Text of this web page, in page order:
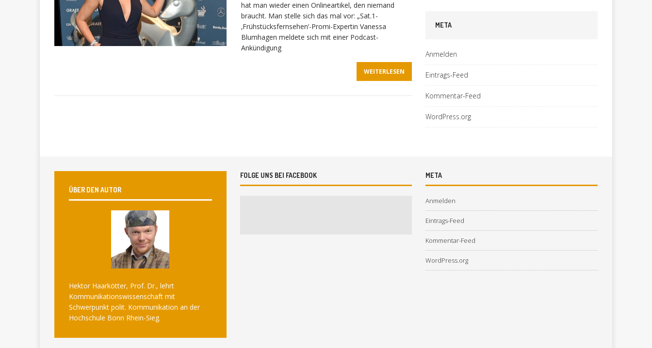
hat man wieder einen Onlineartikel, den niemand
braucht. Man stelle sich das mal vor: „Sat.1-
‚Frühstücksfernsehen‘-Promi-Expertin Vanessa
Blumhagen meldete sich mit einer Podcast-
Ankündigung
WEITERLESEN
META
Anmelden
Eintrags-Feed
Kommentar-Feed
WordPress.org
ÜBER DEN AUTOR
Hektor Haarkötter, Prof. Dr., lehrt
Kommunikationswissenschaft mit
Schwerpunkt polit. Kommunikation an der
Hochschule Bonn Rhein-Sieg.
FOLGE UNS BEI FACEBOOK META
Anmelden
Eintrags-Feed
Kommentar-Feed
WordPress.org